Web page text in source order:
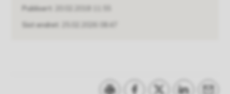
Publisert
Sist endret
25.02.2026 08.47